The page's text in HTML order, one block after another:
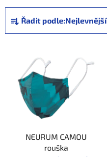
Ř
a
z
Řadit podle:Nejlevnější
NEURUM CAMOU
rouška